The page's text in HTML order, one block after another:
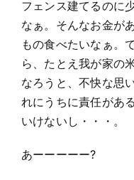
フェンス建てるのに
なぁ。そんなお金が
もの食べたいなぁ。
ら、たとえ我が家の
なろうと、不快な思
れにうちに責任があ
いけないし・・・。
あーーーーー?